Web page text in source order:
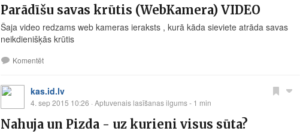
Parādīšu savas krūtis (WebKamera) VIDEO
Šaja video redzams web kameras ieraksts , kurā kāda sieviete atrāda savas
neikdienišķās krūtis
Komentēt
kas.id.lv
4. sep 2015 10:26 · Aptuvenais lasīšanas ilgums - 1 min
Nahuja un Pizda - uz kurieni visus sūta?